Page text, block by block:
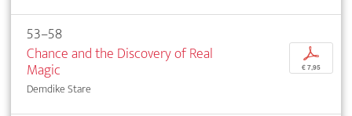
53–58
Chance and the Discovery of Real
Magic
Demdike Stare
p
€ 7,95